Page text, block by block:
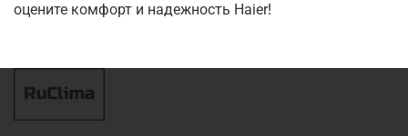
оцените комфорт и надежность Haier!